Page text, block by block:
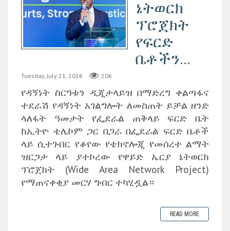
ኔትወርክ
ፕሮጀክት
የፍርድ
ቤቶችን...
Tuesday, July 21, 2026 206
የዳኝነት ስርዓቱን ዲጂታላይዝ በማድረግ ቀልጣፋና
ተደራሽ የዳኝነት አገልግሎት ለመስጠት ይቻል ዘንድ
ላለፋት ዓመታት የፌደራል ጠቅላይ ፍርድ ቤት
ከኢትዮ ቴሌኮም ጋር በጋራ በፌደራል ፍርድ ቤቶች
ላይ ሲተገብር የቆየው የቴክኖሎጂ የመሰረተ ልማት
ዝርጋታ ላይ ያተኮረው የዋይድ ኤርያ ኔትወርክ
ፕሮጀክት (Wide Area Network Project)
የማጠናቀቂያ መርሃ ግብር ተካሂዷል።
READ MORE